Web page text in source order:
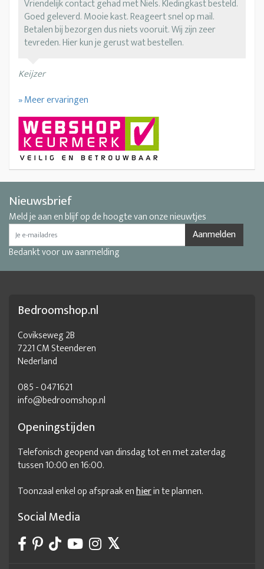
Vriendelijk contact gehad met Niels. Kledingkast besteld.
Goed geleverd. Mooie kast. Reageert snel op mail.
Betalen bij bezorgen dus niets vooruit. Wij zijn zeer
tevreden. Hier kun je gerust wat bestellen.
Keijzer
» Meer ervaringen
Nieuwsbrief
Meld je aan en blijf op de hoogte van onze nieuwtjes
Aanmelden
Bedankt voor uw aanmelding
Bedroomshop.nl
Covikseweg 2B
7221 CM Steenderen
Nederland
085 - 0471621
info@bedroomshop.nl
Openingstijden
Telefonisch geopend van dinsdag tot en met zaterdag
tussen 10:00 en 16:00.
Toonzaal enkel op afspraak enhierin te plannen.
Social Media